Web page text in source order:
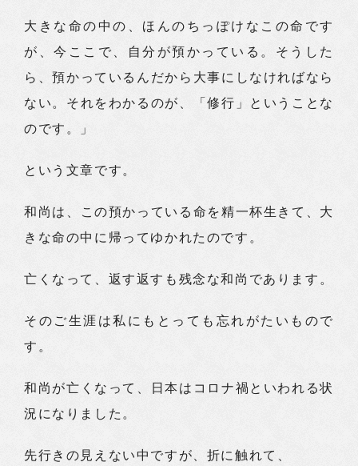
大きな命の中の、ほんのちっぽけなこの命です
が、今ここで、自分が預かっている。そうした
ら、預かっているんだから大事にしなければなら
ない。それをわかるのが、「修行」ということな
のです。」
という文章です。
和尚は、この預かっている命を精一杯生きて、大
きな命の中に帰ってゆかれたのです。
亡くなって、返す返すも残念な和尚であります。
そのご生涯は私にもとっても忘れがたいもので
す。
和尚が亡くなって、日本はコロナ禍といわれる状
況になりました。
先行きの見えない中ですが、折に触れて、